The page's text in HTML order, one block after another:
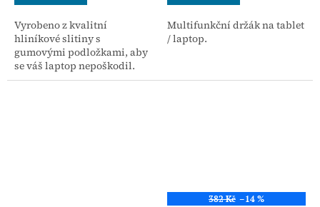
Vyrobeno z kvalitní
hliníkové slitiny s
gumovými podložkami, aby
se váš laptop nepoškodil.
Multifunkční držák na tablet
/ laptop.
382 Kč –14 %